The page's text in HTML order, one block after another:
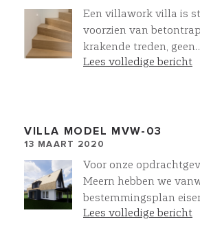
Een villawork villa is
voorzien van
krakende treden, geen
aftimmerlatten!. De
Onze trapverlichting
Lees volledige bericht
VILLA MODEL MVW-03
13 MAART 2020
Voor onze
Meern hebben we
bestemmingsplan
MVW-03 volledig
Lees volledige bericht